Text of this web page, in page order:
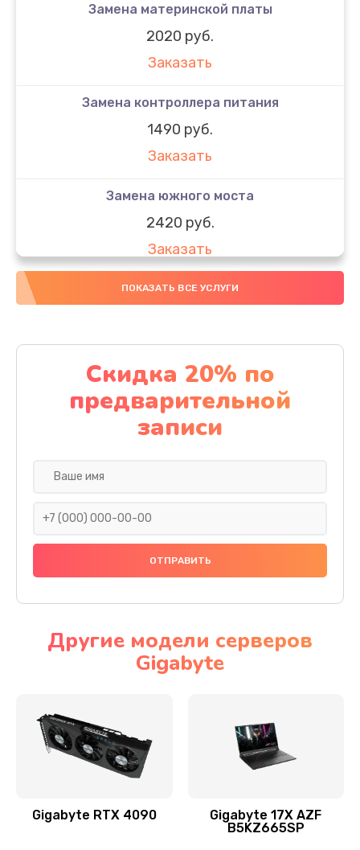
Замена материнской платы
2020 руб.
Заказать
Замена контроллера питания
1490 руб.
Заказать
Замена южного моста
2420 руб.
Заказать
Чистка от пыли
Заказать
Настройка ОС
1420 руб.
Заказать
Замена видеочипа
Ремонт разъема питания
Замена видеокарты
Заказать
ПОКАЗАТЬ ВСЕ УСЛУГИ
Скидка 20% по
предварительной
записи
Другие модели серверов
Gigabyte
Gigabyte RTX 4090
Gigabyte 17X AZF
B5KZ665SP